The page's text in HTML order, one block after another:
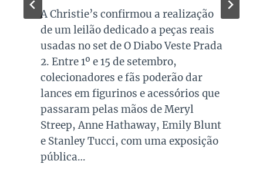
A Christie’s confirmou a realização
de um leilão dedicado a peças reais
usadas no set de O Diabo Veste Prada
2. Entre 1º e 15 de setembro,
colecionadores e fãs poderão dar
lances em figurinos e acessórios que
passaram pelas mãos de Meryl
Streep, Anne Hathaway, Emily Blunt
e Stanley Tucci, com uma exposição
pública…